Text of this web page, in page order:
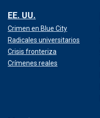
EE. UU.
Crimen en Blue City
Radicales universitarios
Crisis fronteriza
Crímenes reales